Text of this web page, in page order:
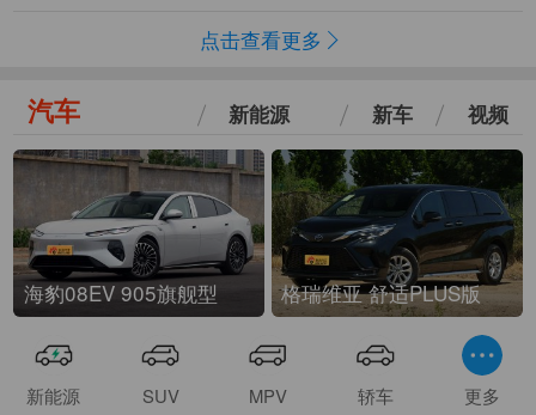
点击查看更多
汽车 新能源 新车 视频
海豹08EV 905旗舰型 格瑞维亚 舒适PLUS版
新能源 SUV MPV 轿车 更多